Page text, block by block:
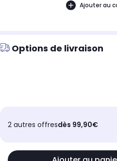
Ajouter au
Options de livraison
2 autres offresdès 99,90€